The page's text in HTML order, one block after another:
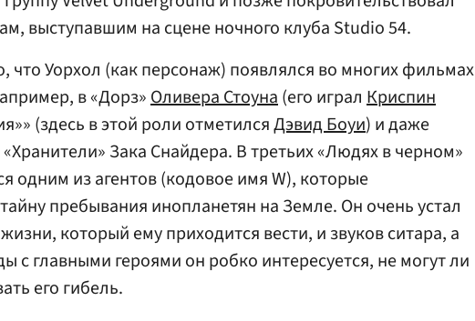
выступавшим на сцене ночного клуба Studio 54.
что Уорхол (как персонаж) появлялся во многих фильмах
в «Дорз»Оливера Стоуна(его играл Криспин
(здесь в этой роли отметилсяДэвид Боуи) и даже
Зака Снайдера. В третьих «Людях в черном»
одним из агентов (кодовое имя W), которые
пребывания инопланетян на Земле. Он очень устал
который ему приходится вести, и звуков ситара, а
с главными героями он робко интересуется, не могут ли
его гибель.